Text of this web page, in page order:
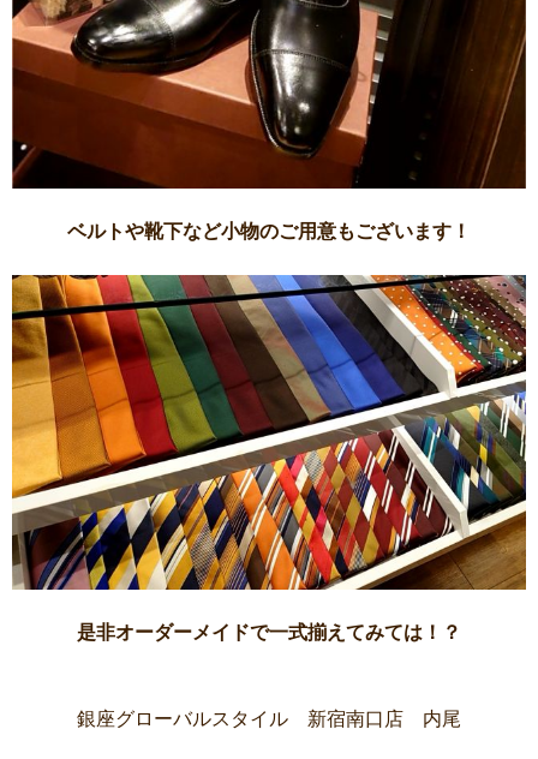
ベルトや靴下など小物のご用意もございます！
是非オーダーメイドで一式揃えてみては！？
銀座グローバルスタイル 新宿南口店 内尾